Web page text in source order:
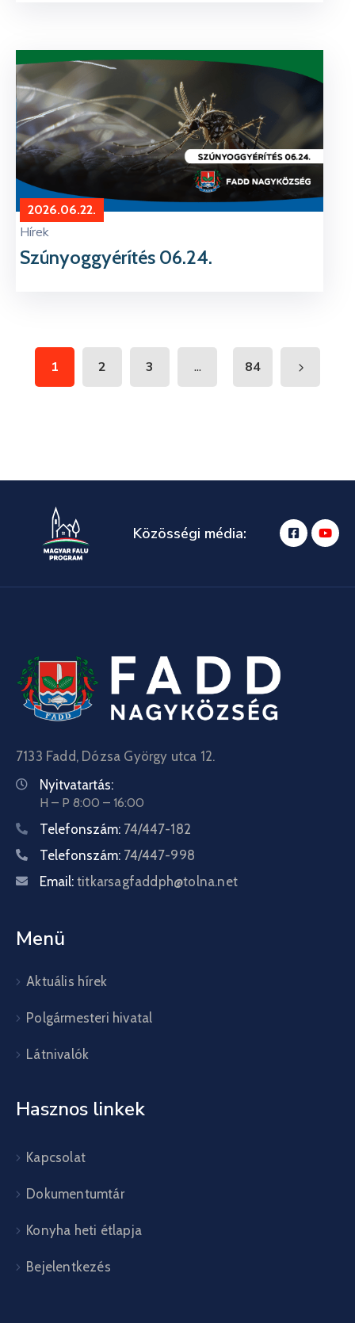
2026.06.22.
Hírek
Szúnyoggyérítés 06.24.
1 2 3 ... 84
Közösségi média:
7133 Fadd, Dózsa György utca 12.
Nyitvatartás:
H – P 8:00 – 16:00
Telefonszám: 74/447-182
Telefonszám: 74/447-998
Email: titkarsagfaddph@tolna.net
Menü
Aktuális hírek
Polgármesteri hivatal
Látnivalók
Hasznos linkek
Kapcsolat
Dokumentumtár
Konyha heti étlapja
Bejelentkezés